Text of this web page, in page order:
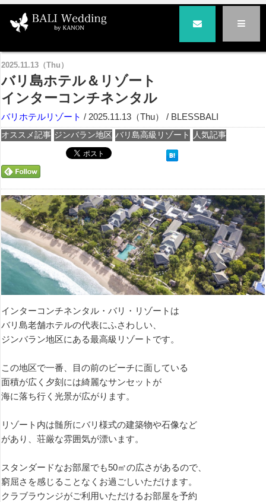
>バリホテルリゾート> バリ島ホテル＆リゾート
インターコンチネンタル
2025.11.13（Thu）
バリ島ホテル＆リゾート
インターコンチネンタル
バリホテルリゾート / 2025.11.13（Thu） / BLESSBALI
オススメ記事 ジンバラン地区 バリ島高級リゾート 人気記事
インターコンチネンタル・バリ・リゾートは
バリ島老舗ホテルの代表にふさわしい、
ジンバラン地区にある最高級リゾートです。
この地区で一番、目の前のビーチに面している
面積が広く夕刻には綺麗なサンセットが
海に落ち行く光景が広がります。
リゾート内は髄所にバリ様式の建築物や石像など
があり、荘厳な雰囲気が漂います。
スタンダードなお部屋でも50㎡の広さがあるので、
窮屈さを感じることなくお過ごしいただけます。
クラブラウンジがご利用いただけるお部屋を予約